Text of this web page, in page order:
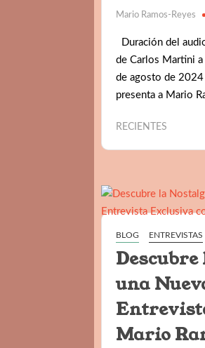
Mario Ramos-Reyes
Duración del
de Carlos Martini
de agosto de
presenta a Mario
RECIENTES
BLOG ENTREVISTAS
una
Mario